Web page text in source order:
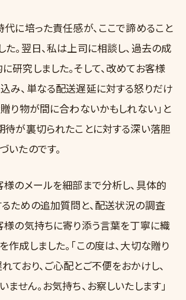
代に培った責任感が、ここで諦めること
た。翌日、私は上司に相談し、過去の成
研究しました。そして、改めてお客様
み、単なる配送遅延に対する怒りだけ
贈り物が間に合わないかもしれない」と
待が裏切られたことに対する深い落胆
いたのです。
様のメールを細部まで分析し、具体的
ための追加質問と、配送状況の調査
様の気持ちに寄り添う言葉を丁寧に織
作成しました。「この度は、大切な贈り
ており、ご心配とご不便をおかけし、
せん。お気持ち、お察しいたします」